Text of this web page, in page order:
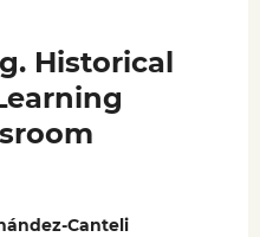
Historical
Canteli